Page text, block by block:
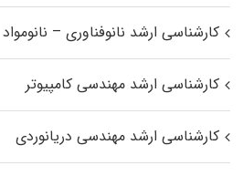
کارشناسی ارشد نانوفناوری – نانومواد
کارشناسی ارشد مهندسی کامپیوتر
کارشناسی ارشد مهندسی دریانوردی